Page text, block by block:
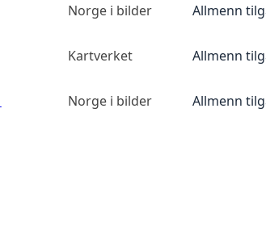
Norge i bilder Allmenn
Kartverket Allmenn
Norge i bilder Allmenn